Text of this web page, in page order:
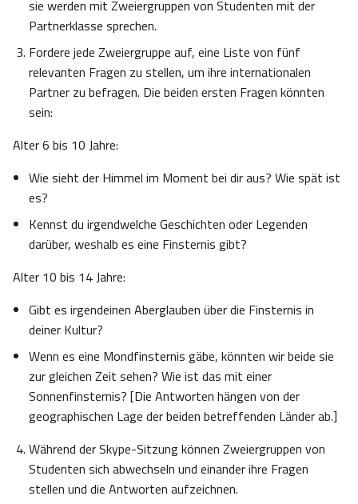
sie werden mit Zweiergruppen von Studenten mit der
Partnerklasse sprechen.
Fordere jede Zweiergruppe auf, eine Liste von fünf
relevanten Fragen zu stellen, um ihre internationalen
Partner zu befragen. Die beiden ersten Fragen könnten
sein:
Alter 6 bis 10 Jahre:
Wie sieht der Himmel im Moment bei dir aus? Wie spät ist
es?
Kennst du irgendwelche Geschichten oder Legenden
darüber, weshalb es eine Finsternis gibt?
Alter 10 bis 14 Jahre:
Gibt es irgendeinen Aberglauben über die Finsternis in
deiner Kultur?
Wenn es eine Mondfinsternis gäbe, könnten wir beide sie
zur gleichen Zeit sehen? Wie ist das mit einer
Sonnenfinsternis? [Die Antworten hängen von der
geographischen Lage der beiden betreffenden Länder ab.]
Während der Skype-Sitzung können Zweiergruppen von
Studenten sich abwechseln und einander ihre Fragen
stellen und die Antworten aufzeichnen.